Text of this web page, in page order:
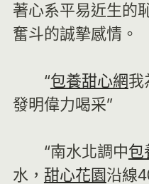
著心系平易近生的
奮斗的誠摯感情。
“包養甜心網我
發明偉力喝采”
“南水北調中包
水， 甜心花園沿線